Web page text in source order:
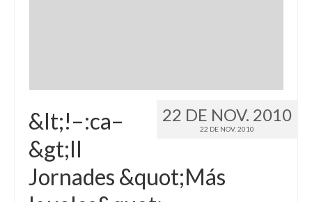
22 DE NOV. 2010
22 DE NOV. 2010
&lt;!–:ca–
&gt;II
Jornades &quot;Más